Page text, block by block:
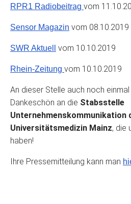
RPR1 Radiobeitrag vom
Sensor Magazin vom 08.10.2019
SWR Aktuell vom 10.10.2019
Rhein-Zeitung vom 10.10.2019
An dieser Stelle auch noch
Dankeschön an die Stabsstelle
Unternehmenskommunikation
Universitätsmedizin Mainz, die
haben!
Ihre Pressemitteilung kann man